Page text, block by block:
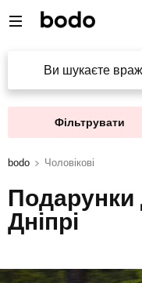
Ви шукаєте
Фільтрувати
bodo Чоловікові
Подарунки
Дніпрі